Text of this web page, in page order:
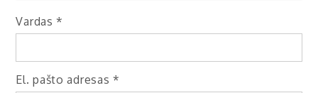
Vardas *
El. pašto adresas *